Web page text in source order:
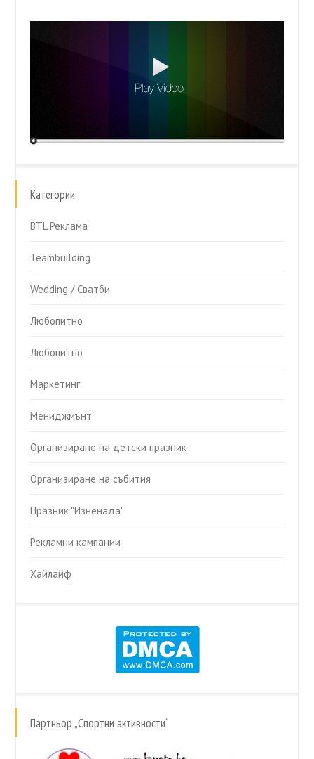
Категории
BTL Реклама
Teambuilding
Wedding / Сватби
Любопитно
Любопитно
Маркетинг
Мениджмънт
Организиране на детски празник
Организиране на събития
Празник "Изненада"
Рекламни кампании
Хайлайф
Партньор „Спортни активности“